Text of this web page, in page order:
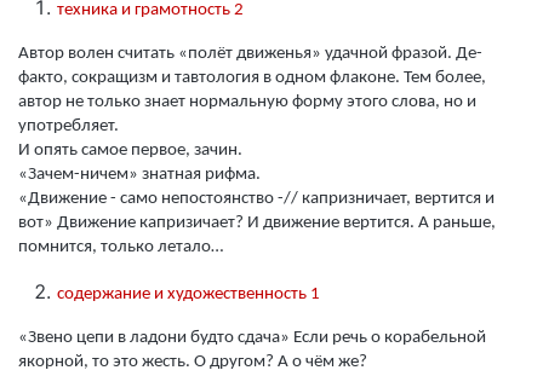
техника и грамотность 2
Автор волен считать «полёт движенья» удачной фразой. Де-
факто, сокращизм и тавтология в одном флаконе. Тем более,
автор не только знает нормальную форму этого слова, но и
употребляет.
И опять самое первое, зачин.
«Зачем-ничем» знатная рифма.
«Движение - само непостоянство -// капризничает, вертится и
вот» Движение капризичает? И движение вертится. А раньше,
помнится, только летало…
содержание и художественность 1
«Звено цепи в ладони будто сдача» Если речь о корабельной
якорной, то это жесть. О другом? А о чём же?